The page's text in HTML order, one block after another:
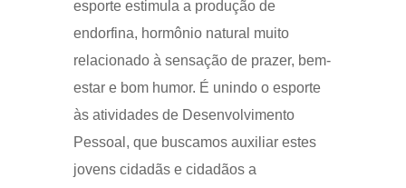
esporte estimula a produção de
endorfina, hormônio natural muito
relacionado à sensação de prazer, bem-
estar e bom humor. É unindo o esporte
às atividades de Desenvolvimento
Pessoal, que buscamos auxiliar estes
jovens cidadãs e cidadãos a